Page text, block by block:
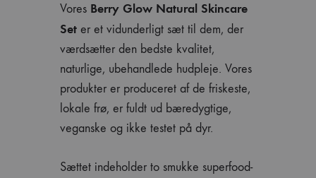
Vores Berry Glow Natural Skincare
Set er et vidunderligt sæt til dem, der
værdsætter den bedste kvalitet,
naturlige, ubehandlede hudpleje. Vores
produkter er produceret af de friskeste,
lokale frø, er fuldt ud bæredygtige,
veganske og ikke testet på dyr.
Sættet indeholder to smukke superfood-